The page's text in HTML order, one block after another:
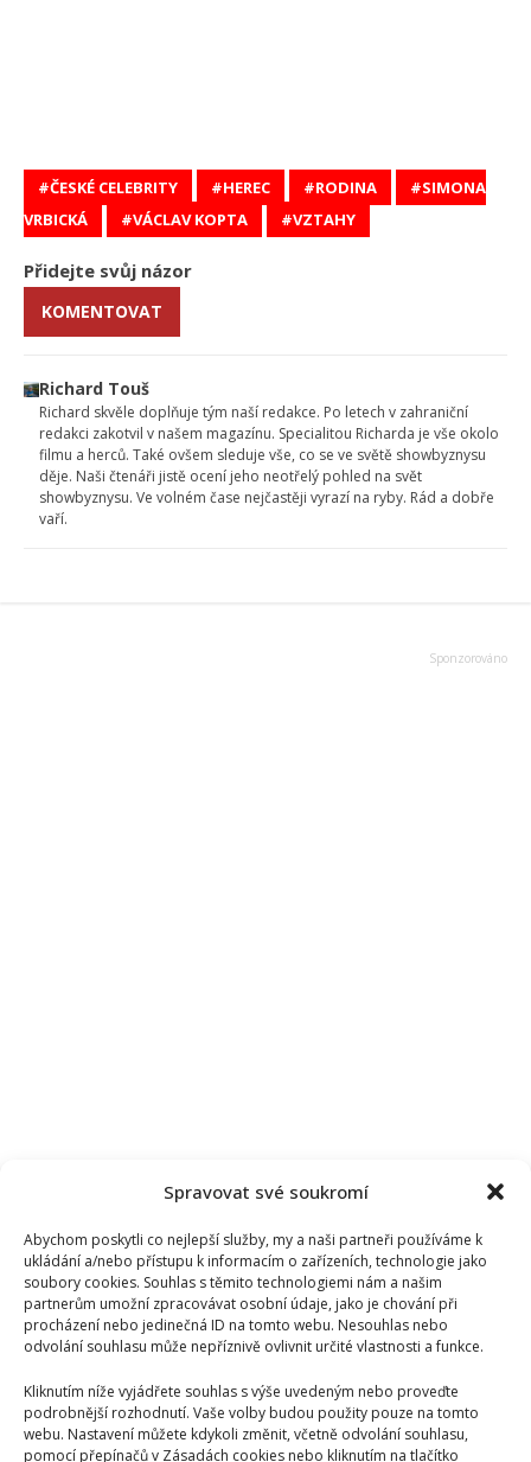
Spravovat své soukromí
Abychom poskytli co nejlepší služby, my a naši partneři používáme k
ukládání a/nebo přístupu k informacím o zařízeních, technologie jako
soubory cookies. Souhlas s těmito technologiemi nám a našim
partnerům umožní zpracovávat osobní údaje, jako je chování při
procházení nebo jedinečná ID na tomto webu. Nesouhlas nebo
odvolání souhlasu může nepříznivě ovlivnit určité vlastnosti a funkce.
Kliknutím níže vyjádřete souhlas s výše uvedeným nebo proveďte
podrobnější rozhodnutí. Vaše volby budou použity pouze na tomto
webu. Nastavení můžete kdykoli změnit, včetně odvolání souhlasu,
pomocí přepínačů v Zásadách cookies nebo kliknutím na tlačítko
ČESKÉ CELEBRITY HEREC RODINA
SIMONA
VRBICKÁ
VÁCLAV KOPTA VZTAHY
Přidejte svůj názor
KOMENTOVAT
Richard Touš
Richard skvěle doplňuje tým naší redakce. Po letech v zahraniční
redakci zakotvil v našem magazínu. Specialitou Richarda je vše okolo
filmu a herců. Také ovšem sleduje vše, co se ve světě showbyznysu
děje. Naši čtenáři jistě ocení jeho neotřelý pohled na svět
showbyznysu. Ve volném čase nejčastěji vyrazí na ryby. Rád a dobře
vaří.